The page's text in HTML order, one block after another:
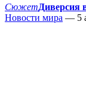
СюжетДиверсия
Новости мира — 5